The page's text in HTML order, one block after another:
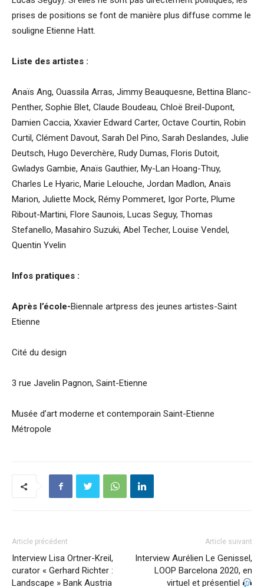
prises de positions se font de manière plus diffuse comme le
souligne Etienne Hatt.
Liste des artistes :
Anaïs Ang, Ouassila Arras, Jimmy Beauquesne, Bettina Blanc-
Penther, Sophie Blet, Claude Boudeau, Chloë Breil-Dupont,
Damien Caccia, Xxavier Edward Carter, Octave Courtin, Robin
Curtil, Clément Davout, Sarah Del Pino, Sarah Deslandes, Julie
Deutsch, Hugo Deverchère, Rudy Dumas, Floris Dutoit,
Gwladys Gambie, Anaïs Gauthier, My-Lan Hoang-Thuy,
Charles Le Hyaric, Marie Lelouche, Jordan Madlon, Anaïs
Marion, Juliette Mock, Rémy Pommeret, Igor Porte, Plume
Ribout-Martini, Flore Saunois, Lucas Seguy, Thomas
Stefanello, Masahiro Suzuki, Abel Techer, Louise Vendel,
Quentin Yvelin
Infos pratiques :
Après l’école-Biennale artpress des jeunes artistes-Saint
Etienne
Cité du design
3 rue Javelin Pagnon, Saint-Etienne
Musée d’art moderne et contemporain Saint-Etienne
Métropole
Article précédent
Interview Lisa Ortner-Kreil,
curator « Gerhard Richter :
Landscape » Bank Austria
Article suivant
Interview Aurélien Le Genissel,
LOOP Barcelona 2020, en
virtuel et présentiel